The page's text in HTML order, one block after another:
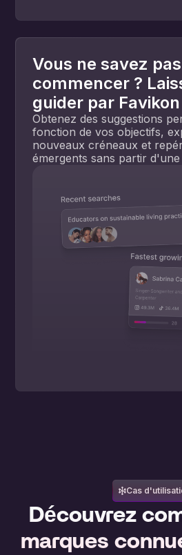
Vous ne savez
commencer ?
guider par Favikon
Obtenez des suggestions
fonction de vos objectifs,
nouveaux créneaux et
émergents sans partir
Cas
Découvrez
marques